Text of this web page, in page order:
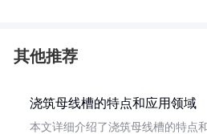
其他推荐
浇筑母线槽的特点和应用领域
本文详细介绍了浇筑母线槽的特点和